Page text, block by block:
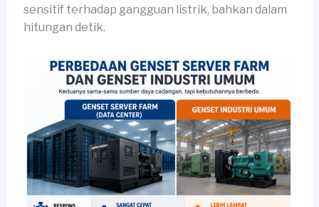
sensitif terhadap gangguan listrik, bahkan dalam
hitungan detik.